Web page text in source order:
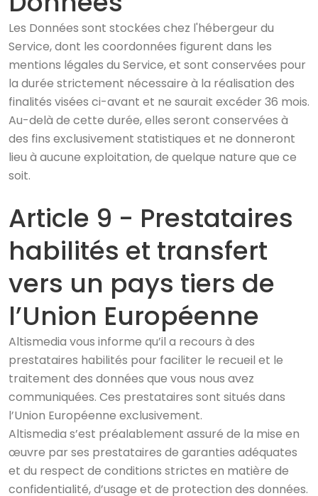
Les Données sont stockées chez l'hébergeur du
Service, dont les coordonnées figurent dans les
mentions légales du Service, et sont conservées pour
la durée strictement nécessaire à la réalisation des
finalités visées ci-avant et ne saurait excéder 36 mois.
Au-delà de cette durée, elles seront conservées à
des fins exclusivement statistiques et ne donneront
lieu à aucune exploitation, de quelque nature que ce
soit.
Article 9 - Prestataires
habilités et transfert
vers un pays tiers de
l’Union Européenne
Altismedia vous informe qu’il a recours à des
prestataires habilités pour faciliter le recueil et le
traitement des données que vous nous avez
communiquées. Ces prestataires sont situés dans
l’Union Européenne exclusivement.
Altismedia s’est préalablement assuré de la mise en
œuvre par ses prestataires de garanties adéquates
et du respect de conditions strictes en matière de
confidentialité, d’usage et de protection des données.